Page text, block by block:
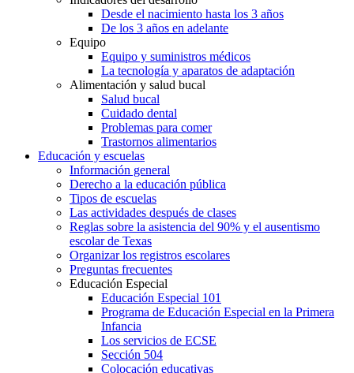
Desde el nacimiento hasta los 3 años
De los 3 años en adelante
Equipo
Equipo y suministros médicos
La tecnología y aparatos de adaptación
Alimentación y salud bucal
Salud bucal
Cuidado dental
Problemas para comer
Trastornos alimentarios
Educación y escuelas
Información general
Derecho a la educación pública
Tipos de escuelas
Las actividades después de clases
Reglas sobre la asistencia del 90% y el ausentismo
escolar de Texas
Organizar los registros escolares
Preguntas frecuentes
Educación Especial
Educación Especial 101
Programa de Educación Especial en la Primera
Infancia
Los servicios de ECSE
Sección 504
Colocación educativas